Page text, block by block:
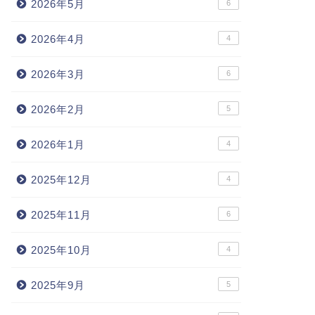
2026年5月 6
2026年4月 4
2026年3月 6
2026年2月 5
2026年1月 4
2025年12月 4
2025年11月 6
2025年10月 4
2025年9月 5